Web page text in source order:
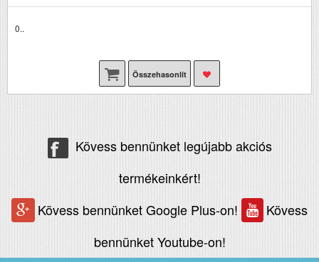
0..
Összehasonlít
Kövess bennünket legújabb akciós
termékeinkért!
Kövess bennünket Google Plus-on!
Kövess
bennünket Youtube-on!